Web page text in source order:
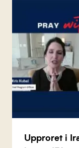
Upproret i